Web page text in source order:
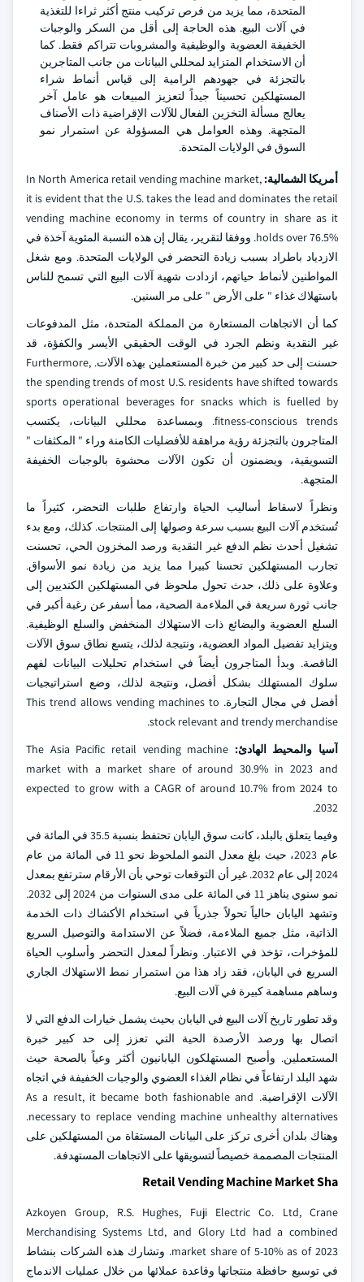
المتحدة، مما يزيد من فرص تركيب منتج أكثر ثراءا للتغذية
في آلات البيع. هذه الحاجة إلى أقل من السكر والوجبات
الخفيفة العضوية والوظيفية والمشروبات تتراكم فقط. كما
أن الاستخدام المتزايد لمحللي البيانات من جانب المتاجرين
بالتجزئة في جهودهم الرامية إلى قياس أنماط شراء
المستهلكين تحسيناً جيداً لتعزيز المبيعات هو عامل آخر
يعالج مسألة التخزين الفعال للآلات الإقراضية ذات الأصناف
المتجهة. وهذه العوامل هي المسؤولة عن استمرار نمو
السوق في الولايات المتحدة.
أمريكا الشمالية: In North America retail vending machine market,
it is evident that the U.S. takes the lead and dominates the retail
vending machine economy in terms of country in share as it
holds over 76.5%. ووفقا لتقرير، يقال إن هذه النسبة المئوية آخذة في
الازدياد باطراد بسبب زيادة التحضر في الولايات المتحدة. ومع شغل
المواطنين لأنماط حياتهم، ازدادت شهية آلات البيع التي تسمح للناس
باستهلاك غذاء " على الأرض " على مر السنين.
كما أن الاتجاهات المستعارة من المملكة المتحدة، مثل المدفوعات
غير النقدية ونظم الجرد في الوقت الحقيقي الأيسر والكفؤة، قد
حسنت إلى حد كبير من خبرة المستعملين بهذه الآلات. Furthermore,
the spending trends of most U.S. residents have shifted towards
sports operational beverages for snacks which is fuelled by
fitness-conscious trends. وبمساعدة محللي البيانات، يكتسب
المتاجرون بالتجزئة رؤية مراهقة للأفضليات الكامنة وراء " المكثفات "
التسويقية، ويضمنون أن تكون الآلات محشوة بالوجبات الخفيفة
المتجهة.
ونظراً لاسقاط أساليب الحياة وارتفاع طلبات التحضر، كثيراً ما
تُستخدم آلات البيع بسبب سرعة وصولها إلى المنتجات. كذلك، ومع بدء
تشغيل أحدث نظم الدفع غير النقدية ورصد المخزون الحي، تحسنت
تجارب المستهلكين تحسنا كبيرا مما يزيد من زيادة نمو الأسواق.
وعلاوة على ذلك، حدث تحول ملحوظ في المستهلكين الكنديين إلى
جانب ثورة سريعة في الملاءمة الصحية، مما أسفر عن رغبة أكبر في
السلع العضوية والبضائع ذات الاستهلاك المنخفض والسلع الوظيفية.
ويتزايد تفضيل المواد العضوية، ونتيجة لذلك، يتسع نطاق سوق الآلات
الناقصة. وبدأ المتاجرون أيضاً في استخدام تحليلات البيانات لفهم
سلوك المستهلك بشكل أفضل، ونتيجة لذلك، وضع استراتيجيات
أفضل في مجال التجارة. This trend allows vending machines to
stock relevant and trendy merchandise.
آسيا والمحيط الهادئ: The Asia Pacific retail vending machine
market with a market share of around 30.9% in 2023 and
expected to grow with a CAGR of around 10.7% from 2024 to
2032.
وفيما يتعلق بالبلد، كانت سوق اليابان تحتفظ بنسبة 35.5 في المائة في
عام 2023، حيث بلغ معدل النمو الملحوظ نحو 11 في المائة من عام
2024 إلى عام 2032. غير أن التوقعات توحي بأن الأرقام سترتفع بمعدل
نمو سنوي يناهز 11 في المائة على مدى السنوات من 2024 إلى 2032.
وتشهد اليابان حالياً تحولاً جذرياً في استخدام الأكشاك ذات الخدمة
الذاتية، مثل جميع الملاءمة، فضلاً عن الاستدامة والتوصيل السريع
للمؤخرات، تؤخذ في الاعتبار. ونظراً لمعدل التحضر وأسلوب الحياة
السريع في اليابان، فقد زاد هذا من استمرار نمط الاستهلاك الجاري
وساهم مساهمة كبيرة في آلات البيع.
وقد تطور تاريخ آلات البيع في اليابان بحيث يشمل خيارات الدفع التي لا
اتصال بها ورصد الأرصدة الحية التي تعزز إلى حد كبير خبرة
المستعملين. وأصبح المستهلكون اليابانيون أكثر وعياً بالصحة حيث
شهد البلد ارتفاعاً في نظام الغذاء العضوي والوجبات الخفيفة في اتجاه
الآلات الإقراضية. As a result, it became both fashionable and
necessary to replace vending machine unhealthy alternatives.
وهناك بلدان أخرى تركز على البيانات المستقاة من المستهلكين على
المنتجات المصممة خصيصاً لتسويقها على الاتجاهات المستهدفة.
Retail Vending Machine Market Sha
Azkoyen Group, R.S. Hughes, Fuji Electric Co. Ltd, Crane
Merchandising Systems Ltd, and Glory Ltd had a combined
market share of 5-10% as of 2023. وتشارك هذه الشركات بنشاط
في توسيع حافظة منتجاتها وقاعدة عملائها من خلال عمليات الاندماج